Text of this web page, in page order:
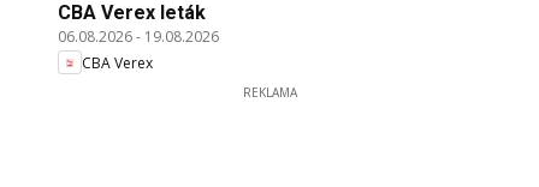
CBA Verex leták
06.08.2026- 19.08.2026
CBA Verex
REKLAMA